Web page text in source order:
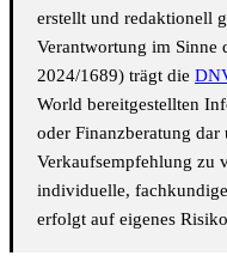
erstellt und redaktionell
Verantwortung im
2024/1689) trägt die
World bereitgestellten
oder Finanzberatung
Verkaufsempfehlung zu
individuelle,
erfolgt auf eigenes